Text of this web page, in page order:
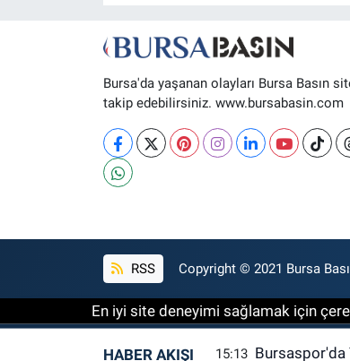
Bursa'da yaşanan olayları Bursa Basın
takip edebilirsiniz. www.bursabasin.com
RSS Copyright © 2021 Bursa
En iyi site deneyimi sağlamak için
HABER AKIŞI 15:13 Bursaspor'da